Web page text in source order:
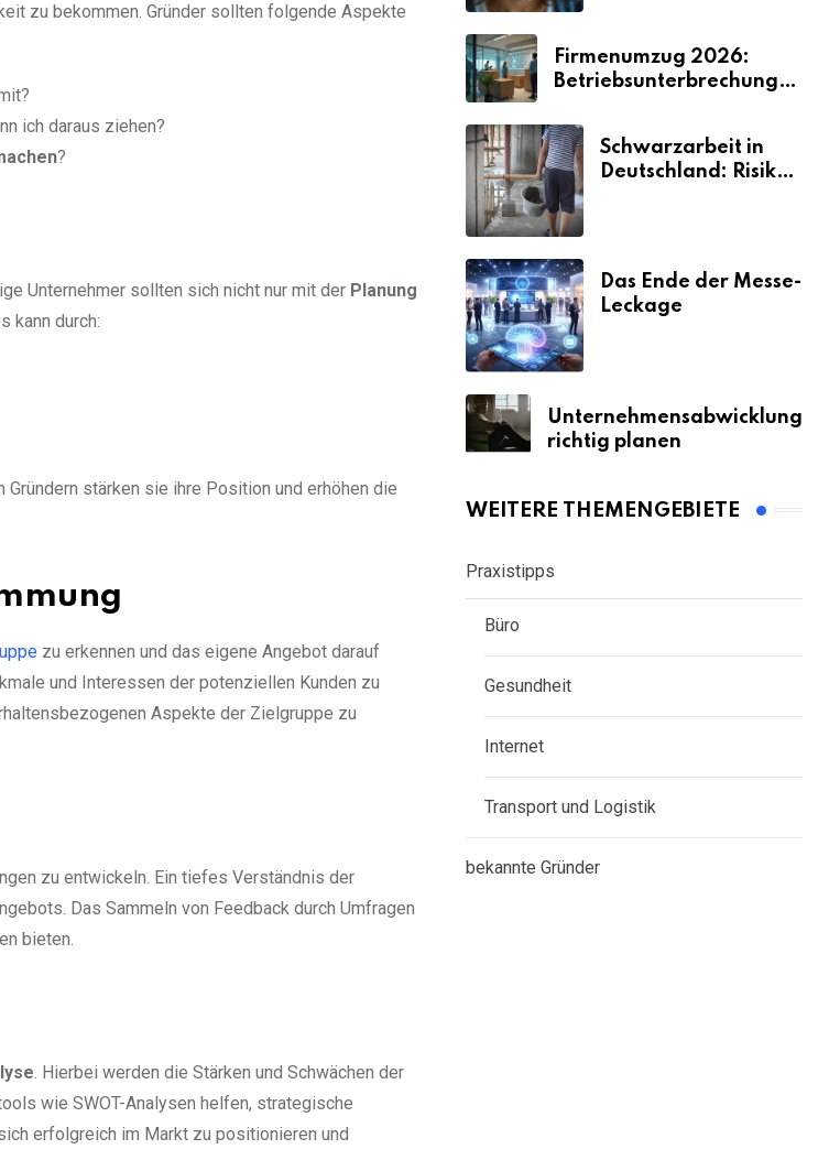
zu bekommen. Gründer sollten folgende Aspekte
ich daraus ziehen?
?
Unternehmer sollten sich nicht nur mit der Planung
kann durch:
stärken sie ihre Position und erhöhen die
zu erkennen und das eigene Angebot darauf
und Interessen der potenziellen Kunden zu
Aspekte der Zielgruppe zu
zu entwickeln. Ein tiefes Verständnis der
Das Sammeln von Feedback durch Umfragen
bieten.
. Hierbei werden die Stärken und Schwächen der
wie SWOT-Analysen helfen, strategische
erfolgreich im Markt zu positionieren und
Firmenumzug 2026:
Betriebsunterbrechungen
Schwarzarbeit in
Deutschland: Risiken
Das Ende der Messe-
Leckage
Unternehmensabwicklung
richtig planen
WEITERE THEMENGEBIETE
Praxistipps
Büro
Gesundheit
Internet
Transport und Logistik
bekannte Gründer